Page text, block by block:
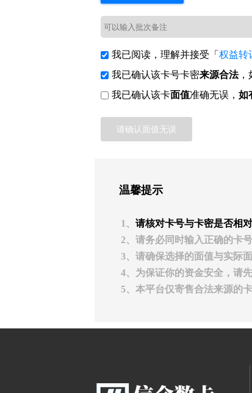
我已阅读，理解并接受「 权益转
我已确认该卡号卡密来源合法，
我已确认该卡面值准确无误， 如
请确认面值无误
温馨提示
1、 请核对卡号与卡密是否相
2、请务必同时输入正确的卡
3、请确保选择的面值与实际
4、为保证你的资金安全，请
5、本平台仅寄售合法来源的